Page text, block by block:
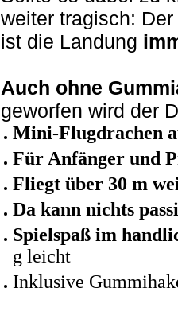
weiter tragisch:
ist die Landung
Auch ohne
geworfen wird der
Mini-Flugdrachen
Für Anfänger und
Fliegt über 30 m
Da kann nichts
Spielspaß im
g leicht
Inklusive